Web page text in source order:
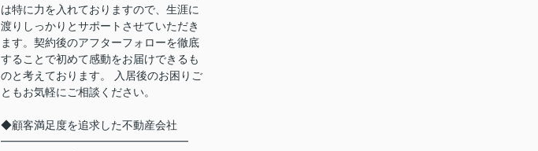
は特に力を入れておりますので、生涯に
渡りしっかりとサポートさせていただき
ます。契約後のアフターフォローを徹底
することで初めて感動をお届けできるも
のと考えております。 入居後のお困りご
ともお気軽にご相談ください。
◆顧客満足度を追求した不動産会社
━━━━━━━━━━━━━━━━━